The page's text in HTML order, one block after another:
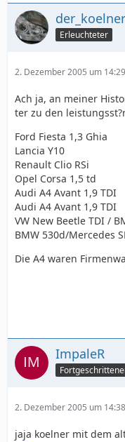
der_koelner
Erleuchteter
2. Dezember 2005 um 14:29
Ach ja, an meiner
ter zu den
Ford Fiesta 1,3 Ghia
Lancia Y10
Renault Clio RSi
Opel Corsa 1,5 td
Audi A4 Avant 1,9 TDI
Audi A4 Avant 1,9 TDI
VW New Beetle TDI /
BMW 530d/Mercedes
Die A4 waren
ImpaleR
2. Dezember 2005 um 14:38
jaja koelner mit dem